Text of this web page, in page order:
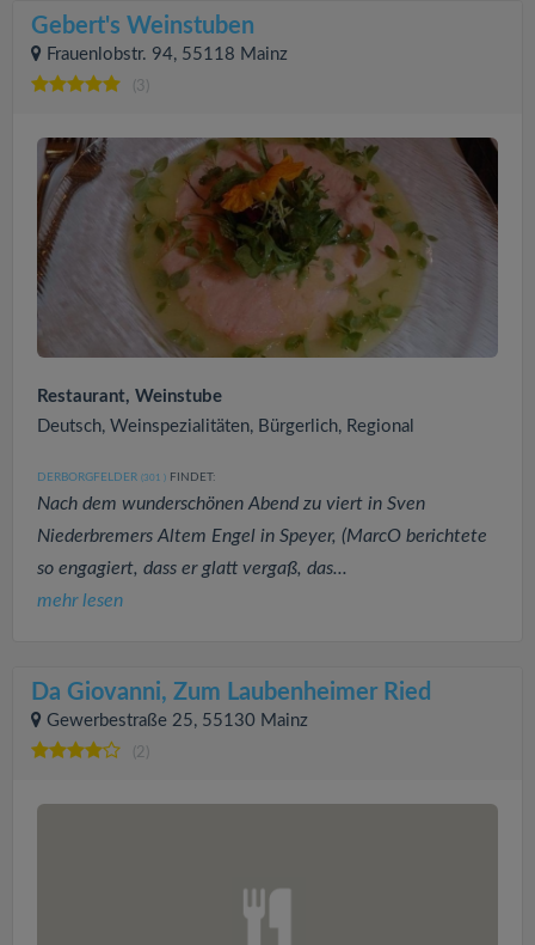
Gebert's Weinstuben
Frauenlobstr. 94, 55118 Mainz
(3)
Restaurant, Weinstube
Deutsch, Weinspezialitäten, Bürgerlich, Regional
DERBORGFELDER (301 ) FINDET:
Nach dem wunderschönen Abend zu viert in Sven
Niederbremers Altem Engel in Speyer, (MarcO berichtete
so engagiert, dass er glatt vergaß, das...
mehr lesen
Da Giovanni, Zum Laubenheimer Ried
Gewerbestraße 25, 55130 Mainz
(2)